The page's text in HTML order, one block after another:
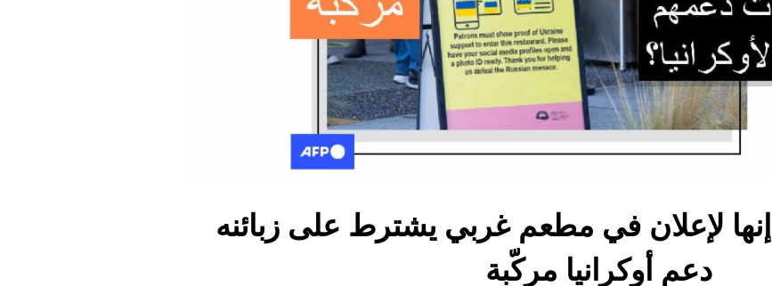
لإعلان في مطعم غربي يشترط على زبائنه
دعم أوكرانيا مركّبة